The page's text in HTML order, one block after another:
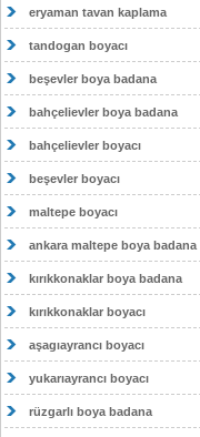
eryaman tavan kaplama
tandogan boyacı
beşevler boya badana
bahçelievler boya badana
bahçelievler boyacı
beşevler boyacı
maltepe boyacı
ankara maltepe boya badana
kırıkkonaklar boya badana
kırıkkonaklar boyacı
aşagıayrancı boyacı
yukarıayrancı boyacı
rüzgarlı boya badana